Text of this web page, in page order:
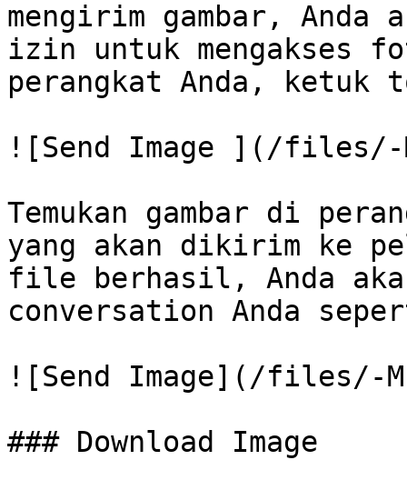
mengirim gambar, Anda
izin untuk mengakses
perangkat Anda,
![Send Image ](/files/-
Temukan gambar di
yang akan dikirim ke
file berhasil, Anda
conversation Anda
![Send Image](/files/-
### Download Image